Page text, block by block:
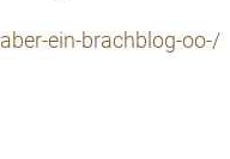
ein-brachblog-oo-/